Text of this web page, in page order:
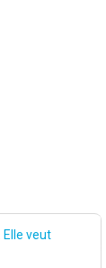
veut